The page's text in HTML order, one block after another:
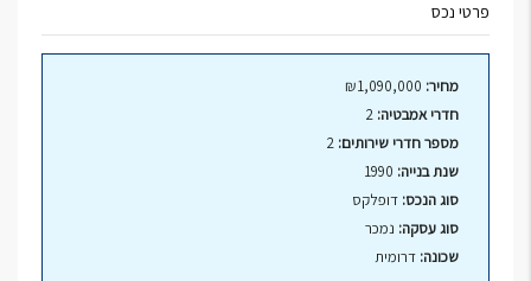
פרטי נכס
מחיר:
חדרי אמבטיה:
מספר חדרי שירותים:
שנת בנייה:
סוג הנכס: דופלקס
סוג עסקה: נמכר
שכונה: דרומית